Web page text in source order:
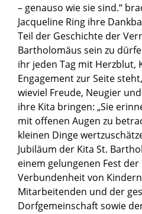
– genauso wie sie sind.“
Jacqueline Ring ihre
Teil der Geschichte der
Bartholomäus sein zu
ihr jeden Tag mit Herzblut,
Engagement zur Seite
wieviel Freude, Neugier
ihre Kita bringen: „Sie
mit offenen Augen zu
kleinen Dinge
Jubiläum der Kita St.
einem gelungenen Fest
Verbundenheit von
Mitarbeitenden und der
Dorfgemeinschaft sowie